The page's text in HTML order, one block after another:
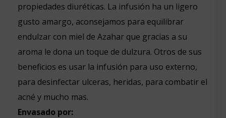
propiedades diuréticas. La infusión ha un ligero
gusto amargo, aconsejamos para equilibrar
endulzar con miel de Azahar que gracias a su
aroma le dona un toque de dulzura. Otros de sus
beneficios es usar la infusión para uso externo,
para desinfectar ulceras, heridas, para combatir el
acné y mucho mas.
Envasado por: